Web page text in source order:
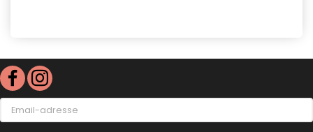
Email-
adresse